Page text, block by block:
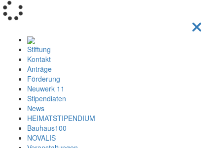
Stiftung
Kontakt
Anträge
Förderung
Neuwerk 11
Stipendiaten
News
HEIMATSTIPENDIUM
Bauhaus100
NOVALIS